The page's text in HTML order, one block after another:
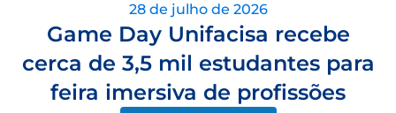
28 de julho de 2026
Game Day Unifacisa recebe
cerca de 3,5 mil estudantes para
feira imersiva de profissões